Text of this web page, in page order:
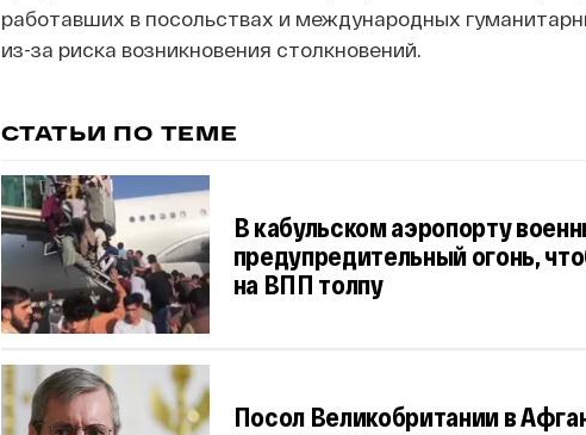
работавших в посольствах и международных
из-за риска возникновения столкновений.
СТАТЬИ ПО ТЕМЕ
В кабульском аэропорту
предупредительный огонь,
на ВПП толпу
Посол Великобритании в